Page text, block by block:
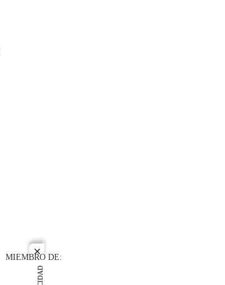
close
MIEMBRO DE: